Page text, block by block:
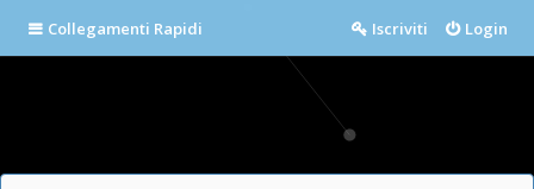
Collegamenti Rapidi Login
Iscriviti